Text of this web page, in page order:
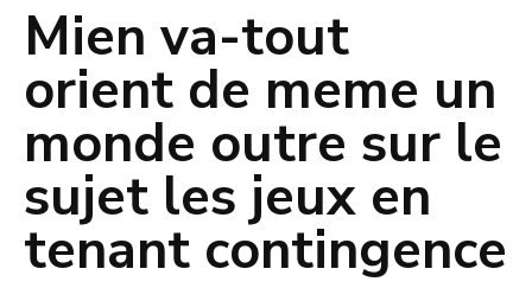
Mien va-tout
orient de meme un
monde outre sur le
sujet les jeux en
tenant contingence